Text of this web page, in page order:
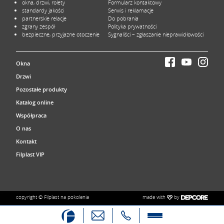
okna, drzwi, rolety
standardy jakości
partnerskie relacje
zgrany zespół
bezpieczne, przyjazne otoczenie
Formularz kontaktowy
Serwis i reklamacje
Do pobrania
Polityka prywatności
Sygnaliści – zgłaszanie nieprawidłowości
Okna
Drzwi
Pozostałe produkty
Katalog online
Współpraca
O nas
Kontakt
Filplast VIP
copyright © Filplast na pokolenia made with by